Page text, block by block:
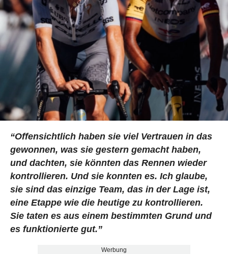
“Offensichtlich haben sie viel Vertrauen in das
gewonnen, was sie gestern gemacht haben,
und dachten, sie könnten das Rennen wieder
kontrollieren. Und sie konnten es. Ich glaube,
sie sind das einzige Team, das in der Lage ist,
eine Etappe wie die heutige zu kontrollieren.
Sie taten es aus einem bestimmten Grund und
es funktionierte gut.”
Werbung